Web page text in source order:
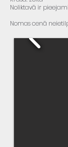
Noliktavā ir
Nomas cenā